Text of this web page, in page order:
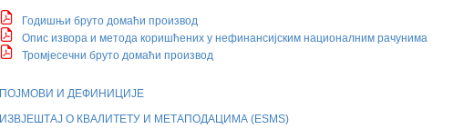
Годишњи бруто домаћи производ
Опис извора и метода коришћених у нефинансијским националним рачунима
Тромјесечни бруто домаћи производ
ПОЈМОВИ И ДЕФИНИЦИЈЕ
ИЗВЈЕШТАЈ О КВАЛИТЕТУ И МЕТАПОДАЦИМА (ESMS)